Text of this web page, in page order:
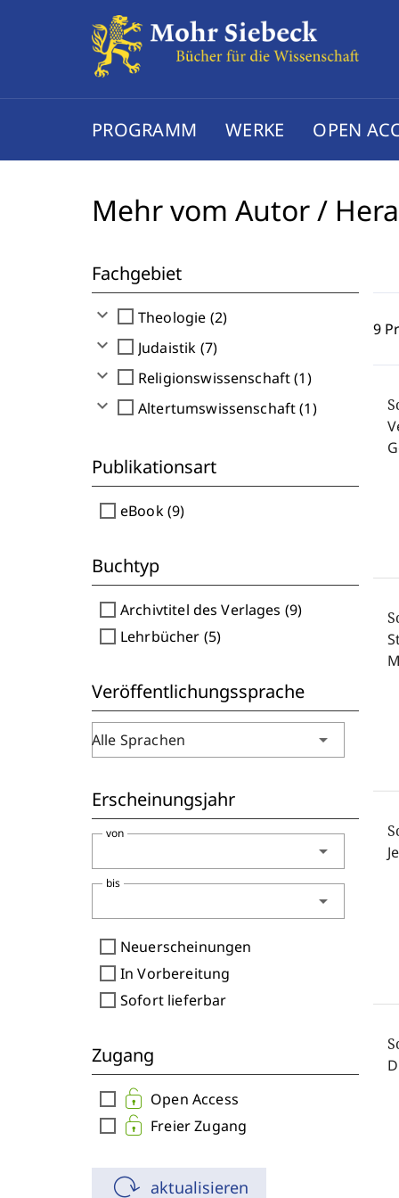
PROGRAMM WERKE OPEN
Mehr vom Autor /
Fachgebiet
expand_more check_box_outline_blank Theologie (2)
expand_more check_box_outline_blank Judaistik (7)
expand_more check_box_outline_blank Religionswissenschaft (1)
expand_more check_box_outline_blank Altertumswissenschaft (1)
Publikationsart
check_box_outline_blank eBook (9)
Buchtyp
check_box_outline_blank Archivtitel des Verlages (9)
check_box_outline_blank Lehrbücher (5)
Veröffentlichungssprache
Alle Sprachen arrow_drop_down
Erscheinungsjahr
arrow_drop_down
von
arrow_drop_down
bis
check_box_outline_blank Neuerscheinungen
check_box_outline_blank In Vorbereitung
check_box_outline_blank Sofort lieferbar
Zugang
check_box_outline_blank Open Access
check_box_outline_blank Freier Zugang
aktualisieren
9